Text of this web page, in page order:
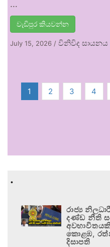
…
වැඩිපුර කියවන්න
July 15, 2026 / විනිවිද සායනය
1 2 3 4
.
රාජ්‍ය
දණ්ඩ නීති
කොළඹ,
දිසාපති